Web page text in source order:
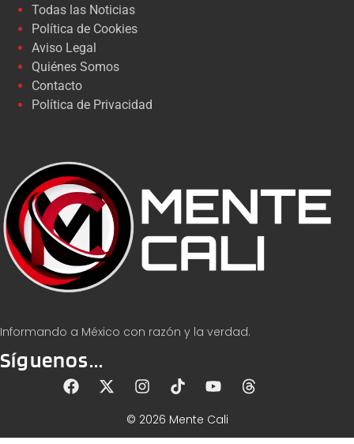
Informando a México con razón y la verdad.
Síguenos...
Todas las Noticias
Política de Cookies
Aviso Legal
Quiénes Somos
Contacto
Política de Privacidad
© 2026 Mente Cali